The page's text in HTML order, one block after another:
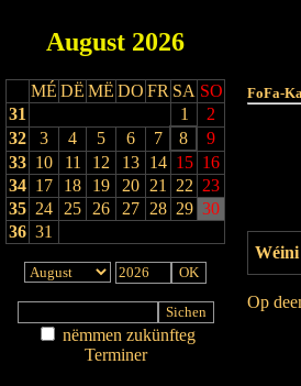
August 2026
MÉ DË MË DO FR SA SO
31
1
2
32
3 4 5 6 7 8
9
33 10 11 12 13 14 15 16
34 17 18 19 20 21 22 23
35 24 25 26 27 28 29 30
36 31
nëmmen zukünfteg
Terminer
FoFa-
Wéini
Op